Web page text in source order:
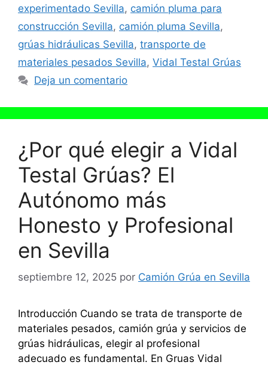
experimentado Sevilla, camión pluma para
construcción Sevilla, camión pluma Sevilla,
grúas hidráulicas Sevilla, transporte de
materiales pesados Sevilla, Vidal Testal Grúas
Deja un comentario
¿Por qué elegir a Vidal
Testal Grúas? El
Autónomo más
Honesto y Profesional
en Sevilla
septiembre 12, 2025 por Camión Grúa en Sevilla
Introducción Cuando se trata de transporte de
materiales pesados, camión grúa y servicios de
grúas hidráulicas, elegir al profesional
adecuado es fundamental. En Gruas Vidal